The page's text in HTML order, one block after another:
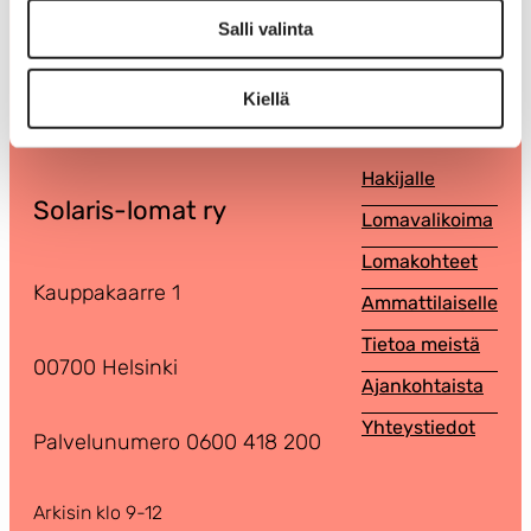
Salli valinta
Kiellä
Solaris-lomat ry
Kauppakaarre 1
00700 Helsinki
Palvelunumero 0600 418 200
Arkisin klo 9-12
Hakijalle
Lomavalikoima
Lomakohteet
Ammattilaiselle
Tietoa meistä
Ajankohtaista
Yhteystiedot